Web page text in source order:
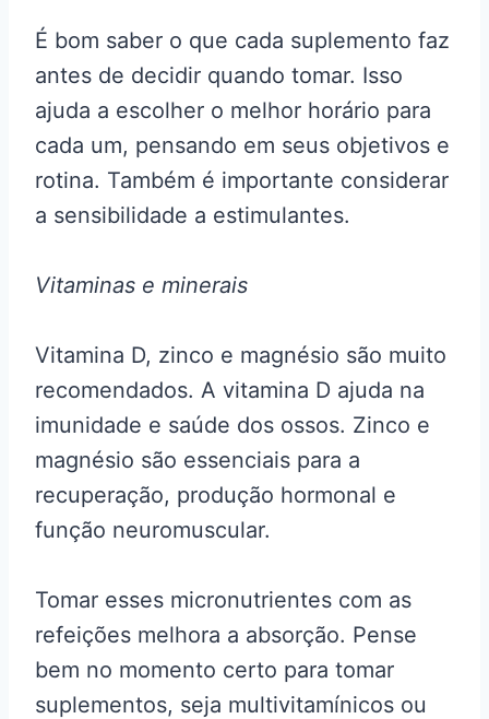
É bom saber o que cada suplemento faz
antes de decidir quando tomar. Isso
ajuda a escolher o melhor horário para
cada um, pensando em seus objetivos e
rotina. Também é importante considerar
a sensibilidade a estimulantes.
Vitaminas e minerais
Vitamina D, zinco e magnésio são muito
recomendados. A vitamina D ajuda na
imunidade e saúde dos ossos. Zinco e
magnésio são essenciais para a
recuperação, produção hormonal e
função neuromuscular.
Tomar esses micronutrientes com as
refeições melhora a absorção. Pense
bem no momento certo para tomar
suplementos, seja multivitamínicos ou